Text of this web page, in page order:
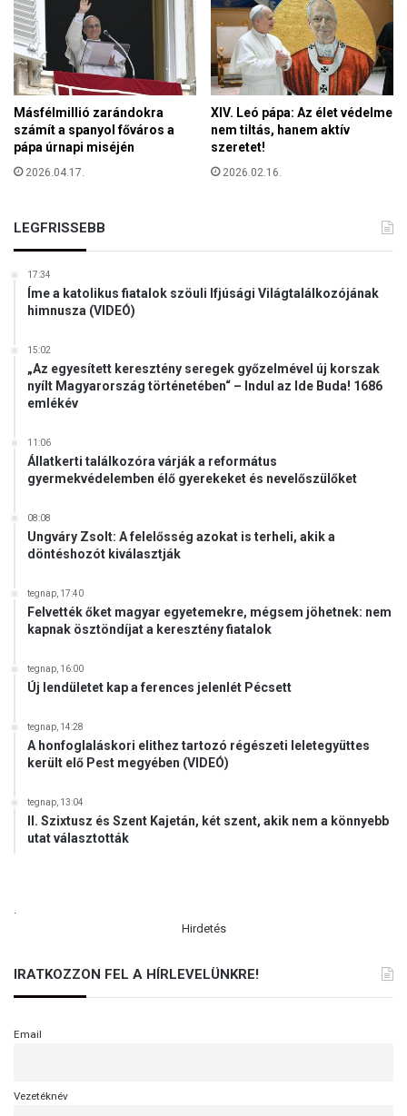
Másfélmillió zarándokra
számít a spanyol főváros a
pápa úrnapi miséjén
2026.04.17.
XIV. Leó pápa: Az élet védelme
nem tiltás, hanem aktív
szeretet!
2026.02.16.
LEGFRISSEBB
17:34
Íme a katolikus fiatalok szöuli Ifjúsági Világtalálkozójának
himnusza (VIDEÓ)
15:02
„Az egyesített keresztény seregek győzelmével új korszak
nyílt Magyarország történetében“ – Indul az Ide Buda! 1686
emlékév
11:06
Állatkerti találkozóra várják a református
gyermekvédelemben élő gyerekeket és nevelőszülőket
08:08
Ungváry Zsolt: A felelősség azokat is terheli, akik a
döntéshozót kiválasztják
tegnap, 17:40
Felvették őket magyar egyetemekre, mégsem jöhetnek: nem
kapnak ösztöndíjat a keresztény fiatalok
tegnap, 16:00
Új lendületet kap a ferences jelenlét Pécsett
tegnap, 14:28
A honfoglaláskori elithez tartozó régészeti leletegyüttes
került elő Pest megyében (VIDEÓ)
tegnap, 13:04
II. Szixtusz és Szent Kajetán, két szent, akik nem a könnyebb
utat választották
.
Hirdetés
IRATKOZZON FEL A HÍRLEVELÜNKRE!
Email
Vezetéknév